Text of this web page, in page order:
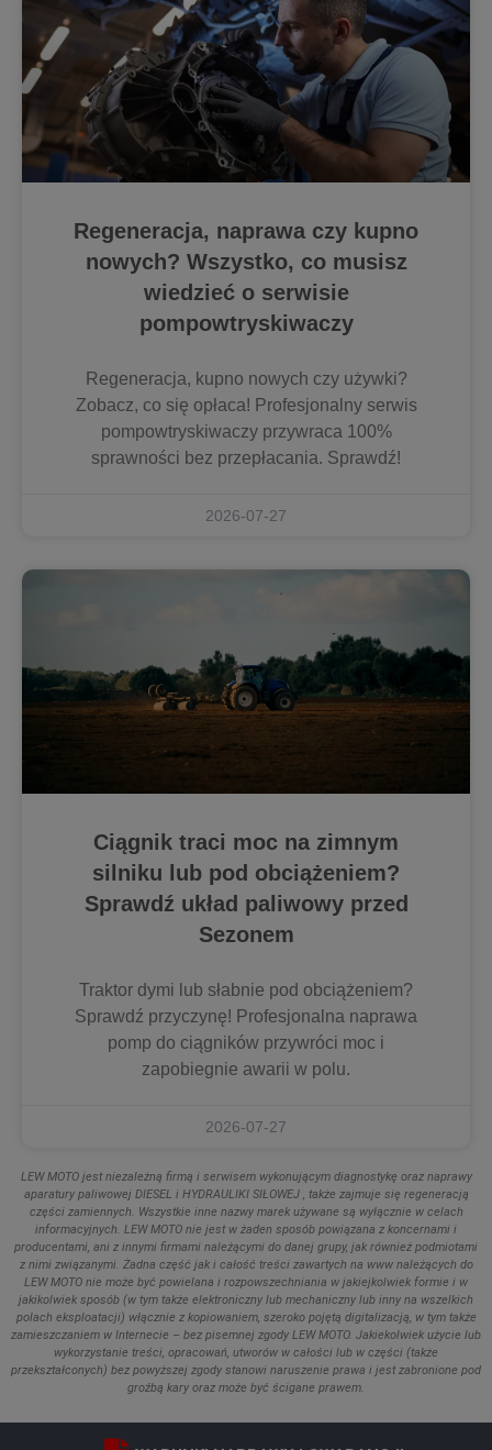
Regeneracja, naprawa czy kupno
nowych? Wszystko, co musisz
wiedzieć o serwisie
pompowtryskiwaczy
Regeneracja, kupno nowych czy używki?
Zobacz, co się opłaca! Profesjonalny serwis
pompowtryskiwaczy przywraca 100%
sprawności bez przepłacania. Sprawdź!
2026-07-27
Ciągnik traci moc na zimnym
silniku lub pod obciążeniem?
Sprawdź układ paliwowy przed
Sezonem
Traktor dymi lub słabnie pod obciążeniem?
Sprawdź przyczynę! Profesjonalna naprawa
pomp do ciągników przywróci moc i
zapobiegnie awarii w polu.
2026-07-27
LEW MOTO jest niezależną firmą i serwisem wykonującym diagnostykę oraz naprawy
aparatury paliwowej DIESEL i HYDRAULIKI SIŁOWEJ , także zajmuje się regeneracją
części zamiennych. Wszystkie inne nazwy marek używane są wyłącznie w celach
informacyjnych. LEW MOTO nie jest w żaden sposób powiązana z koncernami i
producentami, ani z innymi firmami należącymi do danej grupy, jak również podmiotami
z nimi związanymi. Żadna część jak i całość treści zawartych na www należących do
LEW MOTO nie może być powielana i rozpowszechniania w jakiejkolwiek formie i w
jakikolwiek sposób (w tym także elektroniczny lub mechaniczny lub inny na wszelkich
polach eksploatacji) włącznie z kopiowaniem, szeroko pojętą digitalizacją, w tym także
zamieszczaniem w Internecie – bez pisemnej zgody LEW MOTO. Jakiekolwiek użycie lub
wykorzystanie treści, opracowań, utworów w całości lub w części (także
przekształconych) bez powyższej zgody stanowi naruszenie prawa i jest zabronione pod
groźbą kary oraz może być ścigane prawem.